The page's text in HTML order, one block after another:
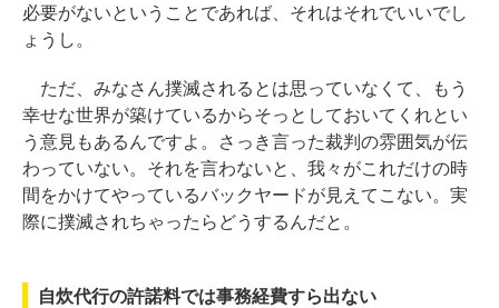
必要がないということであれば、それはそれでいいでし
ょうし。
ただ、みなさん撲滅されるとは思っていなくて、もう
幸せな世界が築けているからそっとしておいてくれとい
う意見もあるんですよ。さっき言った裁判の雰囲気が伝
わっていない。それを言わないと、我々がこれだけの時
間をかけてやっているバックヤードが見えてこない。実
際に撲滅されちゃったらどうするんだと。
自炊代行の許諾料では事務経費すら出ない